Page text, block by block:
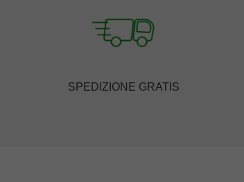
SPEDIZIONE GRATIS